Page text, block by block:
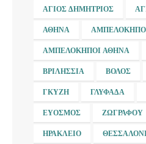
ΆΓΙΟΣ ΔΗΜΉΤΡΙΟΣ
ΑΘΉΝΑ
ΑΜΠΕΛΌΚΗΠΟΙ ΑΘΉΝΑ
ΒΡΙΛΉΣΣΙΑ ΒΌΛΟΣ
ΓΚΎΖΗ ΓΛΥΦΆΔΑ
ΕΎΟΣΜΟΣ ΖΩΓΡΆΦΟΥ
ΗΡΆΚΛΕΙΟ